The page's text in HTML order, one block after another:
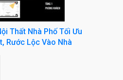
Thất Nhà Phố Tối Ưu
Rước Lộc Vào Nhà